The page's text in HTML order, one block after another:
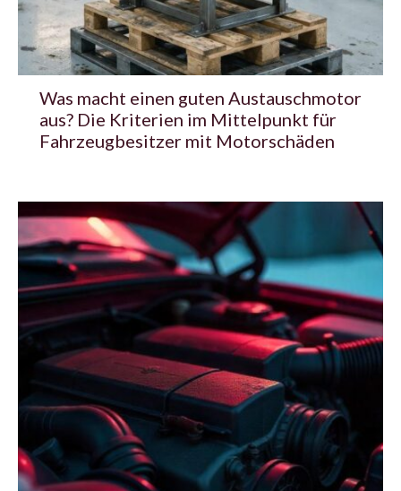
Was macht einen guten Austauschmotor
aus? Die Kriterien im Mittelpunkt für
Fahrzeugbesitzer mit Motorschäden